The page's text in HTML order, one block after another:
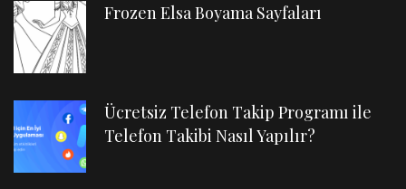
Frozen Elsa Boyama Sayfaları
Ücretsiz Telefon Takip Programı ile
Telefon Takibi Nasıl Yapılır?